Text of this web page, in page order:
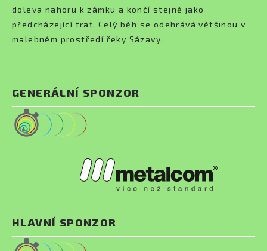
doleva nahoru k zámku a končí stejně jako
předcházející trať. Celý běh se odehrává většinou v
malebném prostředí řeky Sázavy.
GENERÁLNÍ SPONZOR
HLAVNÍ SPONZOR